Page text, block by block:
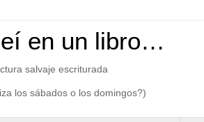
en un libro…
salvaje escriturada
los sábados o los domingos?)